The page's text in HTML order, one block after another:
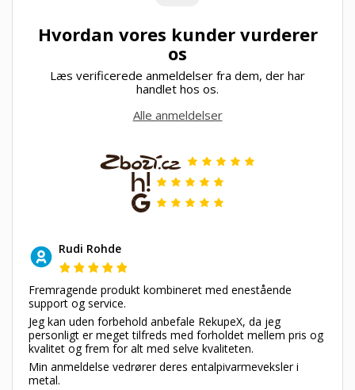
Hvordan vores kunder vurderer
os
Læs verificerede anmeldelser fra dem, der har
handlet hos os.
Alle anmeldelser
Rudi Rohde
Fremragende produkt kombineret med enestående
support og service.
Jeg kan uden forbehold anbefale RekupeX, da jeg
personligt er meget tilfreds med forholdet mellem pris og
kvalitet og frem for alt med selve kvaliteten.
Min anmeldelse vedrører deres entalpivarmeveksler i
metal.